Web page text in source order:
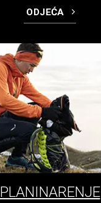
ODJEĆA
PLANINARENJE